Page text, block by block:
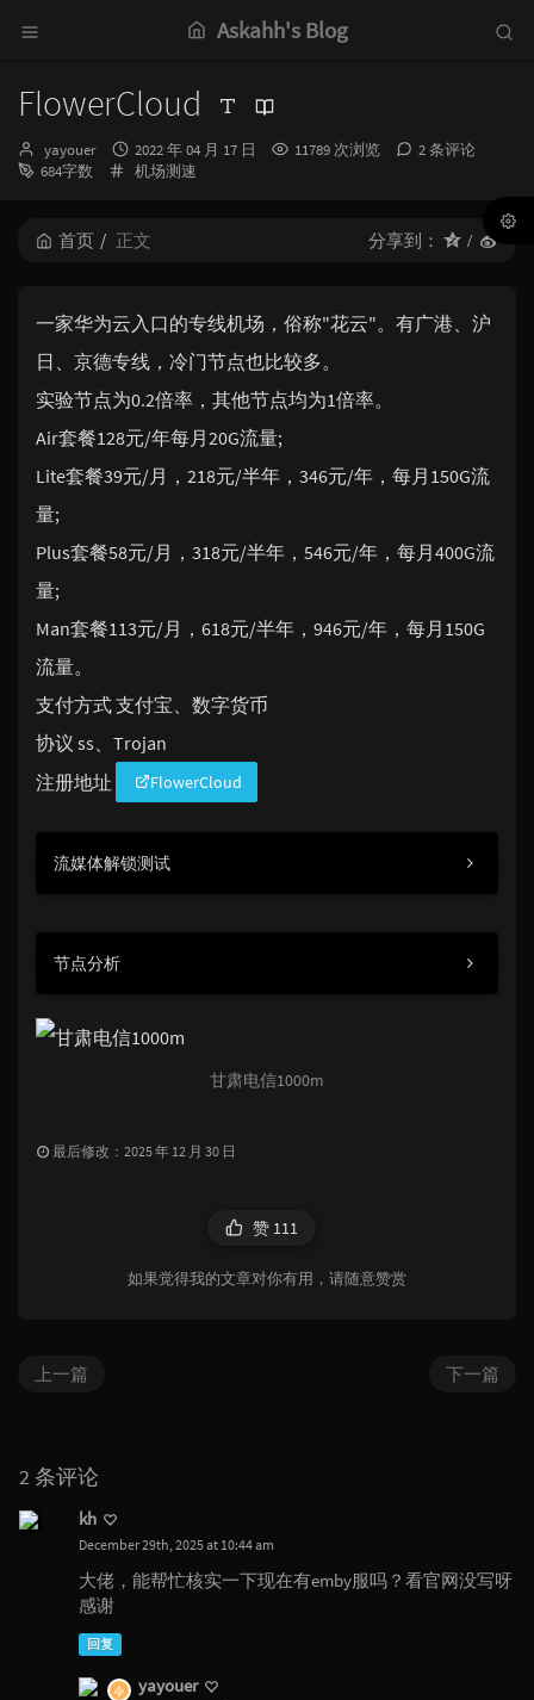
Askahh's Blog
FlowerCloud
博
主：
yayouer
发
布
2022 年 04 月 17 日 11789 次浏览
2 条评论
684字数
分
机场测速
首页 正文 分享到：
一家华为云入口的专线机场，俗称"花云"。有广港、沪
日、京德专线，冷门节点也比较多。
实验节点为0.2倍率，其他节点均为1倍率。
Air套餐128元/年每月20G流量;
Lite套餐39元/月，218元/半年，346元/年，每月150G流
量;
Plus套餐58元/月，318元/半年，546元/年，每月400G流
量;
Man套餐113元/月，618元/半年，946元/年，每月150G
流量。
支付方式 支付宝、数字货币
协议 ss、Trojan
注册地址
FlowerCloud
流媒体解锁测试
节点分析
甘肃电信1000m
最后修改：2025 年 12 月 30 日
赞 111
如果觉得我的文章对你有用，请随意赞赏
下一篇
上一篇
2 条评论
kh
December 29th, 2025 at 10:44 am
大佬，能帮忙核实一下现在有emby服吗？看官网没写呀
感谢
回复
yayouer